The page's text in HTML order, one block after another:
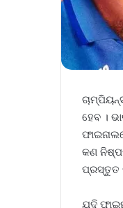
ହେବ ।
କଣ
ପ୍ରସ୍ତୁତ
ଯଦି